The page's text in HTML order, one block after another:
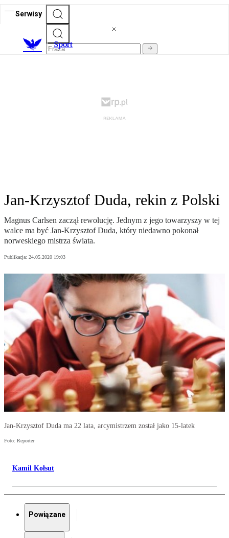
Serwisy
Sport
Jan-Krzysztof Duda, rekin z Polski
Magnus Carlsen zaczął rewolucję. Jednym z jego towarzyszy w tej
walce ma być Jan-Krzysztof Duda, który niedawno pokonał
norweskiego mistrza świata.
Publikacja: 24.05.2020 19:03
Jan-Krzysztof Duda ma 22 lata, arcymistrzem został jako 15-latek
Foto: Reporter
Kamil Kołsut
Powiązane